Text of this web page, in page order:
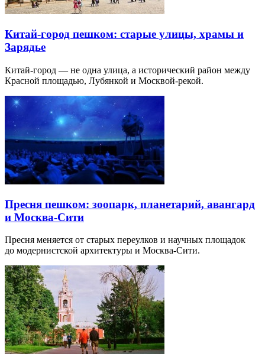
Китай-город пешком: старые улицы, храмы и
Зарядье
Китай-город — не одна улица, а исторический район между
Красной площадью, Лубянкой и Москвой-рекой.
Пресня пешком: зоопарк, планетарий, авангард
и Москва-Сити
Пресня меняется от старых переулков и научных площадок
до модернистской архитектуры и Москва-Сити.